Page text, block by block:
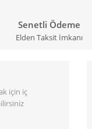
Senetli Ödeme
Elden Taksit İmkanı
için iç